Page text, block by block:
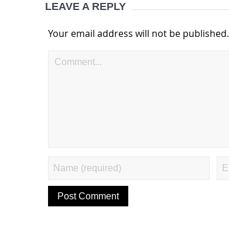
LEAVE A REPLY
Your email address will not be published.